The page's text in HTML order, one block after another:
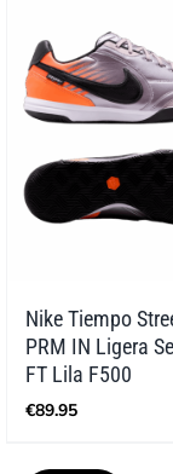
Nike Tiempo
PRM IN Ligera
FT Lila F500
€89.95